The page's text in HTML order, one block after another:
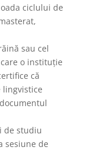
ciclului de
sau cel
o instituție
că
lingvistice
de studiu
sesiune de